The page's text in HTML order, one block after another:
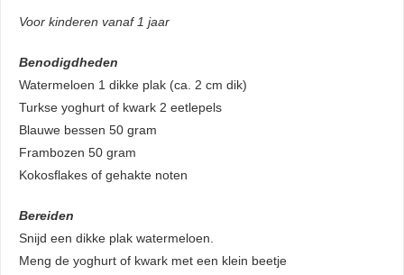
Voor kinderen vanaf 1 jaar
Benodigdheden
Watermeloen 1 dikke plak (ca. 2 cm dik)
Turkse yoghurt of kwark 2 eetlepels
Blauwe bessen 50 gram
Frambozen 50 gram
Kokosflakes of gehakte noten
Bereiden
Snijd een dikke plak watermeloen.
Meng de yoghurt of kwark met een klein beetje